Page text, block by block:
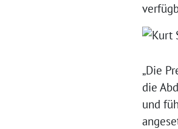
„Die
die
und